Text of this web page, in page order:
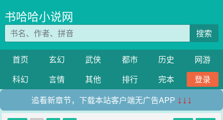
书哈哈小说网
搜索
首页 玄幻 武侠 都市 历史
网游
科幻
言情 其他 排行 完本
登录
追看新章节，下载本站客户端无广告APP ↓↓↓